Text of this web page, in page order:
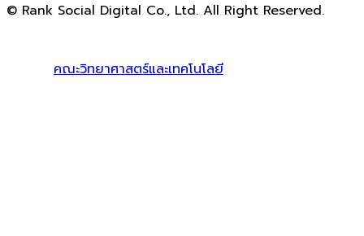
© Rank Social Digital Co., Ltd. All Right Reserved.
คณะวิทยาศาสตร์และเทคโนโลยี